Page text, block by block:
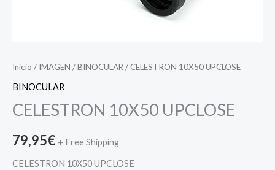
Inicio / IMAGEN /BINOCULAR/ CELESTRON 10X50 UPCLOSE
BINOCULAR
CELESTRON 10X50 UPCLOSE
79,95€ + Free Shipping
CELESTRON 10X50 UPCLOSE